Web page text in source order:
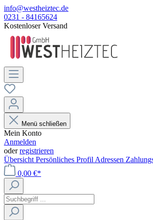
info@westheiztec.de
0231 - 84165624
Kostenloser Versand
Menü schließen
Mein Konto
Anmelden
oderregistrieren
Übersicht Persönliches Profil Adressen
0,00 €*